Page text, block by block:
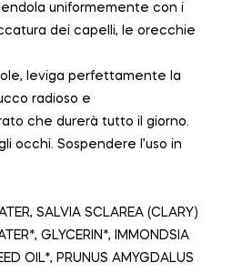
uniformemente con i
dei capelli, le orecchie
leviga perfettamente la
radioso e
che durerà tutto il giorno.
occhi. Sospendere l’uso in
SALVIA SCLAREA (CLARY)
GLYCERIN*, IMMONDSIA
OIL*, PRUNUS AMYGDALUS